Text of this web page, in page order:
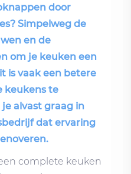
door
Simpelweg de
en de
om je keuken een
is vaak een betere
keukens te
alvast graag in
dat ervaring
complete keuken